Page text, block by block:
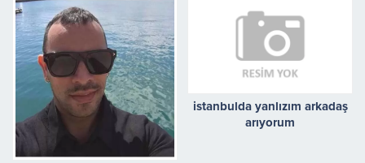
istanbulda yanlızım arkadaş
arıyorum